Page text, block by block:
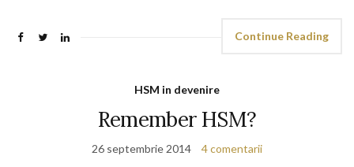
Continue Reading
HSM in devenire
Remember HSM?
26 septembrie 2014 4 comentarii